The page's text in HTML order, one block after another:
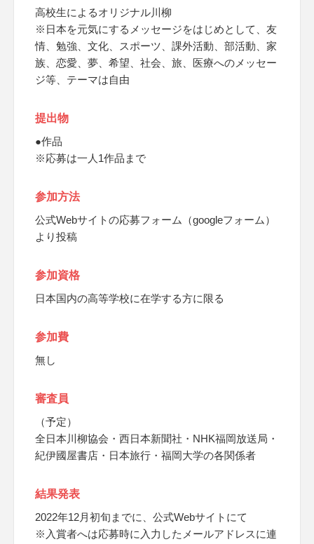
高校生によるオリジナル川柳
※日本を元気にするメッセージをはじめとして、友
情、勉強、文化、スポーツ、課外活動、部活動、家
族、恋愛、夢、希望、社会、旅、医療へのメッセー
ジ等、テーマは自由
提出物
●作品
※応募は一人1作品まで
参加方法
公式Webサイトの応募フォーム（googleフォーム）
より投稿
参加資格
日本国内の高等学校に在学する方に限る
参加費
無し
審査員
（予定）
全日本川柳協会・西日本新聞社・NHK福岡放送局・
紀伊國屋書店・日本旅行・福岡大学の各関係者
結果発表
2022年12月初旬までに、公式Webサイトにて
※入賞者へは応募時に入力したメールアドレスに連